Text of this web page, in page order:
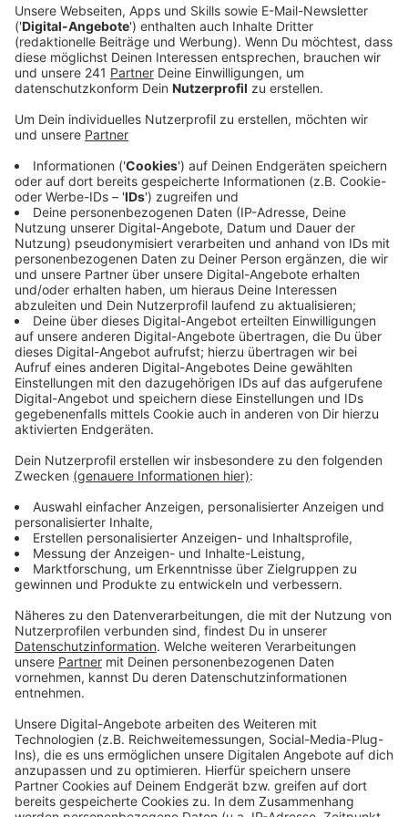
hätte das Kaufhaus schon Ende Oktober öffnen
sollen – der Geschäftsführer von Aachener wird
seit letzter Woche per Haftbefehl gesucht.
Veröffentlicht:Dienstag, 07.11.2023 10:52
Anzeige
Das eine hat mit dem anderen gar nichts zu tun, heißt
es vom Vorsitzenden der Werbegemeinschaft. Er
steht im Austausch mit dem neuen Leverkusener
Filial-Leiter und weiß: hinter den abgehängten
Schaufenstern laufen die Vorbereitungen für die
Eröffnung auf Hochtouren. Die Schlagzeilen rund um
den per Haftbefehl gesuchten Geschäftsführer seien
ärgerlich, aber hätten keine Auswirkungen auf die
Leverkusener Eröffnung. Sobald alle Möbel aufgebaut
und die Waren auf die Regale verteilt sind, sollte es
laut Werbegemeinschaft losgehen können. Der
Vorsitzende hofft dann auf eine Eröffnung zum
Weihnachtsgeschäft.
Anzeige
Weitere Meldungen aus Leverkusen
Anzeige
Leverkusener Firmen setzen auf E-Autos
Wasserrettungs-Übung in Leverkusen-Hitdorf
Erinnerungskoffer: Ehrenamtliche Werkself-Fans in
Leverkusen gesucht
Anzeige